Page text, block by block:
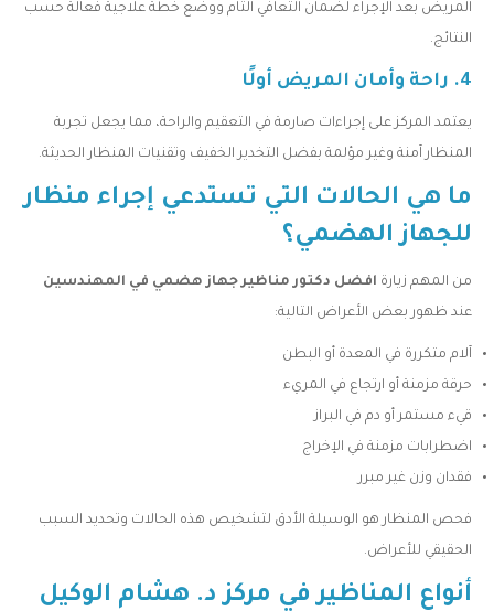
المريض بعد الإجراء لضمان التعافي التام ووضع خطة علاجية فعالة حسب
النتائج.
4. راحة وأمان المريض أولًا
يعتمد المركز على إجراءات صارمة في التعقيم والراحة، مما يجعل تجربة
المنظار آمنة وغير مؤلمة بفضل التخدير الخفيف وتقنيات المنظار الحديثة.
ما هي الحالات التي تستدعي إجراء منظار
للجهاز الهضمي؟
من المهم زيارة افضل دكتور مناظير جهاز هضمي في المهندسين
عند ظهور بعض الأعراض التالية:
آلام متكررة في المعدة أو البطن
حرقة مزمنة أو ارتجاع في المريء
قيء مستمر أو دم في البراز
اضطرابات مزمنة في الإخراج
فقدان وزن غير مبرر
فحص المنظار هو الوسيلة الأدق لتشخيص هذه الحالات وتحديد السبب
الحقيقي للأعراض.
أنواع المناظير في مركز د. هشام الوكيل